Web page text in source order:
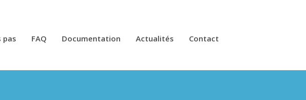
pas FAQ Documentation Actualités Contact